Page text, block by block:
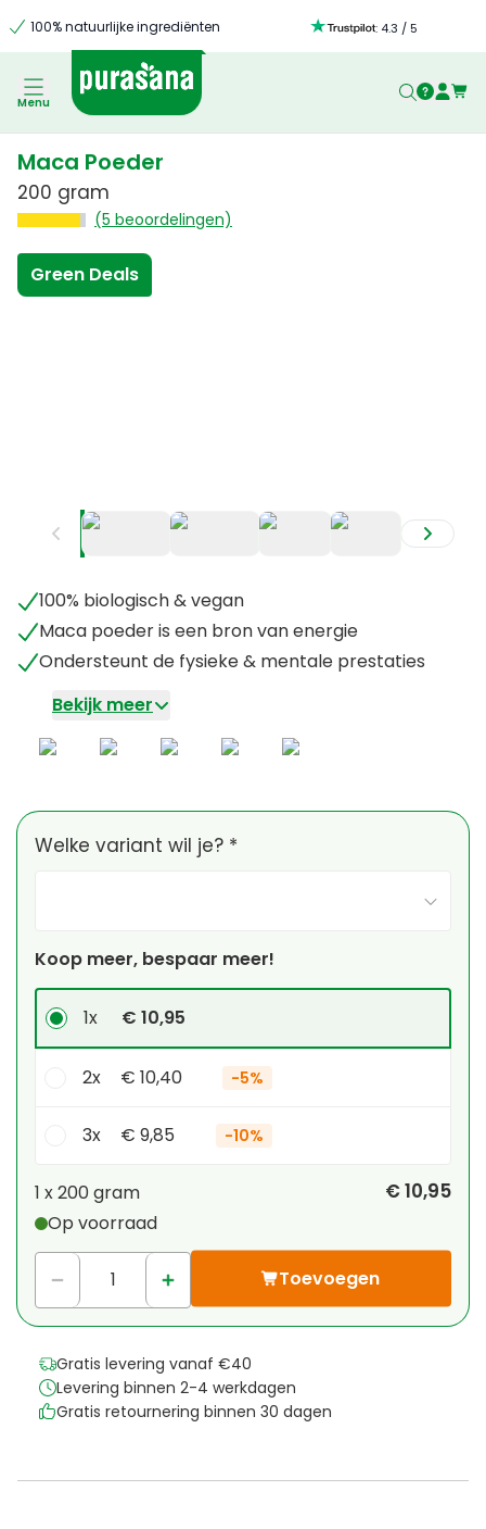
100% natuurlijke ingrediënten : 4.3 /5
Menu
Maca Poeder
200 gram
(5 beoordelingen)
Green Deals
100% biologisch & vegan
Maca poeder is een bron van energie
Ondersteunt de fysieke & mentale prestaties
Bekijk meer
Welke variant wil je? *
Koop meer, bespaar meer!
1x € 10,95
2x € 10,40 -5%
3x € 9,85 -10%
1x € 0,00
1 x200 gram
Op voorraad
€ 10,95
Toevoegen
Gratis levering vanaf €40
Levering binnen 2-4 werkdagen
Gratis retournering binnen 30 dagen